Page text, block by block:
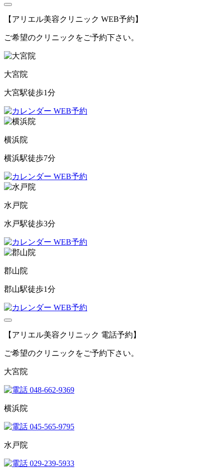
【アリエル美容クリニック WEB予約】
ご希望のクリニックをご予約下さい。
大宮院
大宮駅徒歩1分
WEB予約
横浜院
横浜駅徒歩7分
WEB予約
水戸院
水戸駅徒歩3分
WEB予約
郡山院
郡山駅徒歩1分
WEB予約
【アリエル美容クリニック 電話予約】
ご希望のクリニックをご予約下さい。
大宮院
048-662-9369
横浜院
045-565-9795
水戸院
029-239-5933